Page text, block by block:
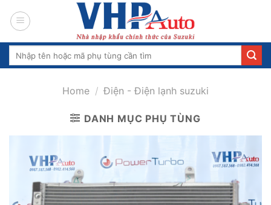
Search
Home / Điện - Điện lạnh suzuki
DANH MỤC PHỤ TÙNG